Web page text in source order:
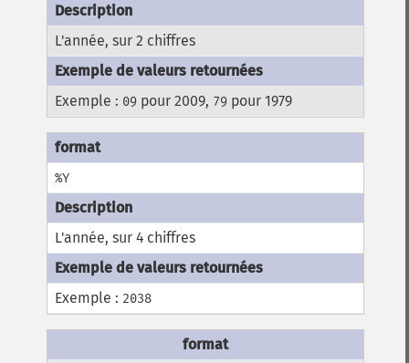
L'année, sur 2 chiffres
Exemple : 09 pour 2009, 79 pour 1979
%Y
L'année, sur 4 chiffres
Exemple : 2038